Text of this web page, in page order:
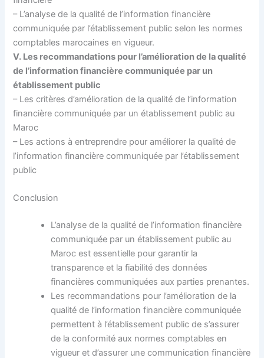
– L’analyse de la qualité de l’information financière
communiquée par l’établissement public selon les normes
comptables marocaines en vigueur.
V. Les recommandations pour l’amélioration de la qualité
de l’information financière communiquée par un
établissement public
– Les critères d’amélioration de la qualité de l’information
financière communiquée par un établissement public au
Maroc
– Les actions à entreprendre pour améliorer la qualité de
l’information financière communiquée par l’établissement
public
Conclusion
L’analyse de la qualité de l’information financière
communiquée par un établissement public au
Maroc est essentielle pour garantir la
transparence et la fiabilité des données
financières communiquées aux parties prenantes.
Les recommandations pour l’amélioration de la
qualité de l’information financière communiquée
permettent à l’établissement public de s’assurer
de la conformité aux normes comptables en
vigueur et d’assurer une communication financière